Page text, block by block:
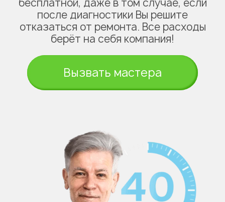
бесплатной, даже в том случае, если
после диагностики Вы решите
отказаться от ремонта. Все расходы
берёт на себя компания!
Вызвать мастера
Укажите из какого вы
города
Астана